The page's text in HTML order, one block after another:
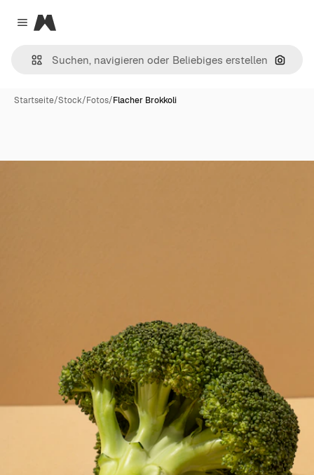
Close menu
Magnific
Nach
Startseite/Stock/Fotos/Flacher Brokkoli